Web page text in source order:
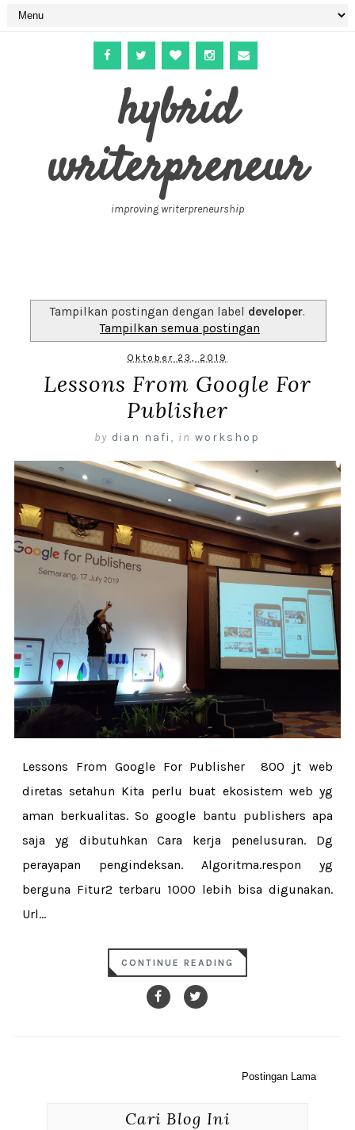
hybrid
writerpreneur
improving writerpreneurship
Tampilkan postingan dengan label developer.
Tampilkan semua postingan
Oktober 23, 2019
Lessons From Google For
Publisher
by dian nafi , in workshop
Lessons From Google For Publisher 800 jt web
diretas setahun Kita perlu buat ekosistem web yg
aman berkualitas. So google bantu publishers apa
saja yg dibutuhkan Cara kerja penelusuran. Dg
perayapan pengindeksan. Algoritma.respon yg
berguna Fitur2 terbaru 1000 lebih bisa digunakan.
Url...
CONTINUE READING
Postingan Lama
Cari Blog Ini